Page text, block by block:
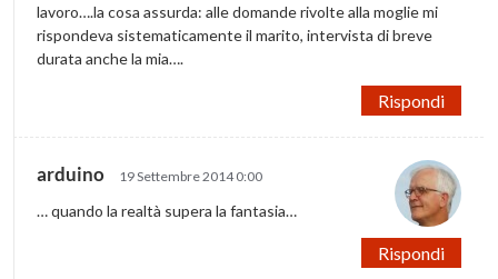
lavoro….la cosa assurda: alle domande rivolte alla moglie mi
rispondeva sistematicamente il marito, intervista di breve
durata anche la mia….
Rispondi
arduino 19 Settembre 2014 0:00
… quando la realtà supera la fantasia…
Rispondi